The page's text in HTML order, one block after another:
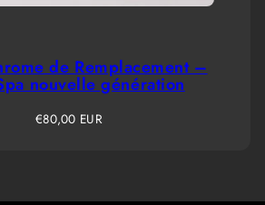
de Remplacement –
nouvelle génération
Prix
€80,00 EUR